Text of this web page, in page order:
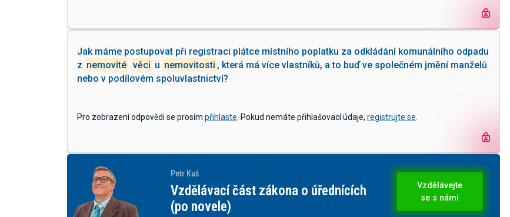
Jak máme postupovat při registraci plátce místního poplatku za odkládání komunálního odpadu
z nemovité věci u nemovitosti , která má více vlastníků, a to buď ve společném jmění manželů
nebo v podílovém spoluvlastnictví?
Pro zobrazení odpovědi se prosím přihlaste . Pokud nemáte přihlašovací údaje, registrujte se
Petr Kuš
Vzdělávací část zákona o úřednících
(po novele)
Vzdělávejte
se s námi